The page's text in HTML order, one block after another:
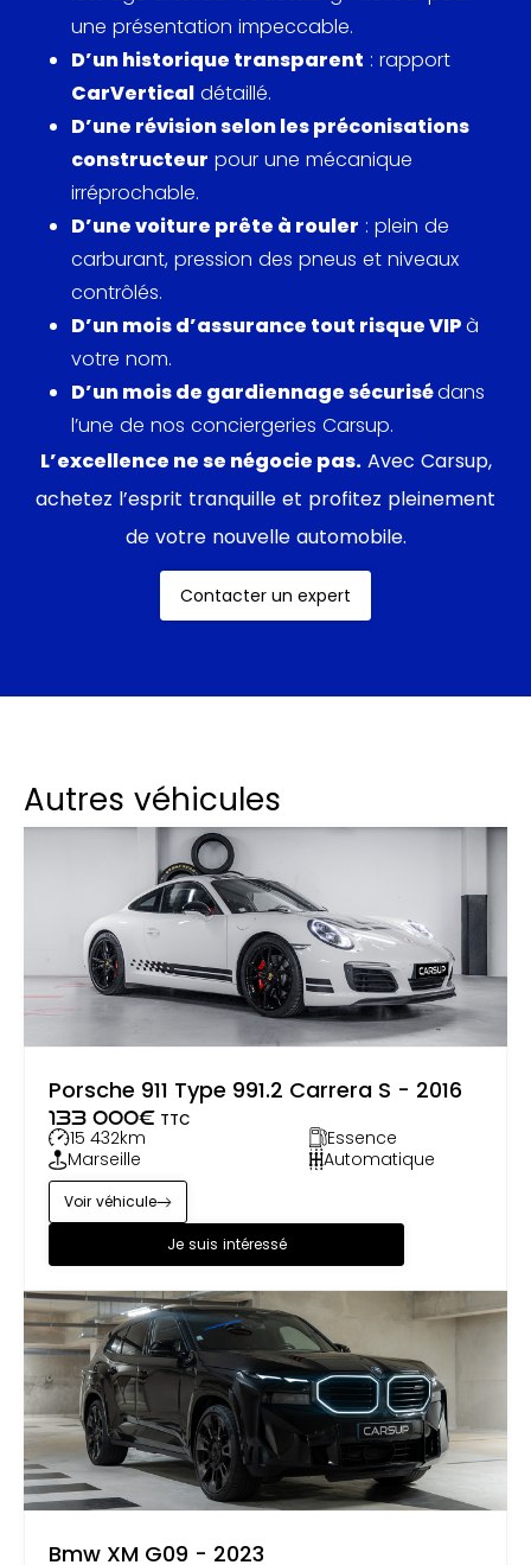
de puissance. La voiture démontrait l'expertise de
Ferrari en créant une version décapotable aussi
rigide et performante que sa contrepartie coupé,
la 488 GTB
Des rivales telles que la McLaren 650S Spider et la
Lamborghini Huracán Spyder ont offert une forte
concurrence, mais la 488 Spider s'est distinguée
par ses capacités révolutionnaires et sa
conception sophistiquée. Ses performances sur
circuit, son maniement agile et un toit rigide
rétractable assisté électriquement transformant
son allure en seulement 14 secondes, faisaient
partie des points forts adopté par les passionnés.
Les critiques à travers le monde ont unanimement
célèbres la classant dans les meilleures listes. Elle a
été immortalisée sur diverses plateformes ;
Gear, où elle a été louée pour sa vitesse fulgurante
Avec son esthétique saisissante et ses
performances stupéfiantes, il n'est pas surprenant
que des célébrités telles que
aient été aperçues au volant. Son attrait ne
réside pas seulement dans la vitesse ou le design,
mais dans la symphonie sensorielle qu’elle offre
tant au conducteur qu'au spectateur — un trait
distinctif de l'impact de la marque Ferrari.
une présentation impeccable.
D’un historique transparent : rapport
CarVertical détaillé.
D’une révision selon les préconisations
constructeur pour une mécanique
irréprochable.
D’une voiture prête à rouler : plein de
carburant, pression des pneus et niveaux
contrôlés.
D’un mois d’assurance tout risque VIPà
votre nom.
D’un mois de gardiennage sécurisédans
l’une de nos conciergeries Carsup.
L’excellence ne se négocie pas.Avec Carsup,
achetez l’esprit tranquille et profitez pleinement
de votre nouvelle automobile.
Contacter un expert
Autres véhicules
Porsche 911 Type 991.2 Carrera S - 2016
133 000€ TTC
15 432km
Essence
Marseille
Automatique
Je suis intéressé
Voir véhicule
Bmw XM G09 - 2023